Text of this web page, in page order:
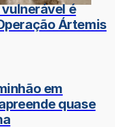
é
Ártemis
em
quase